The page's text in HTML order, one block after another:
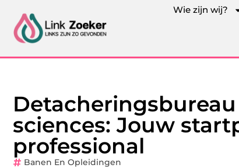
Wie zijn wij?
sciences: Jouw
professional
Banen En Opleidingen